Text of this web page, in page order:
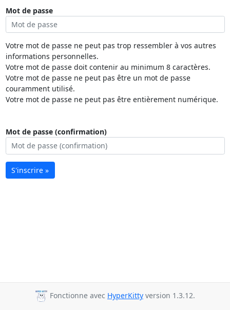
Mot de passe
Votre mot de passe ne peut pas trop ressembler à vos autres
informations personnelles.
Votre mot de passe doit contenir au minimum 8 caractères.
Votre mot de passe ne peut pas être un mot de passe
couramment utilisé.
Votre mot de passe ne peut pas être entièrement numérique.
Mot de passe (confirmation)
S'inscrire »
Fonctionne avec HyperKitty version 1.3.12.